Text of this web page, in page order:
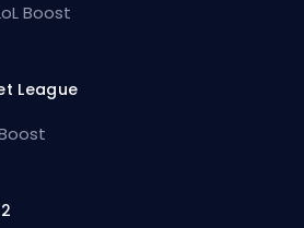
Boost
League